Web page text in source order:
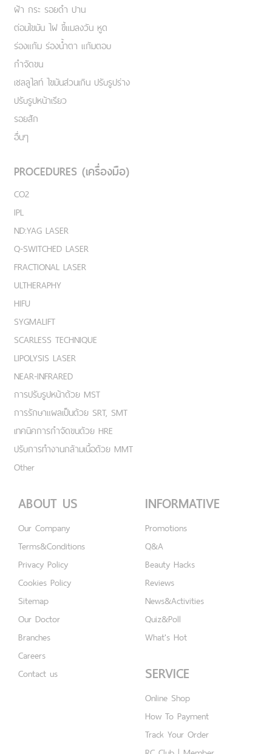
ฝ้า กระ รอยดำ ปาน
ต่อมไขมัน ไฝ ขี้แมลงวัน หูด
ร่องแก้ม ร่องน้ำตา แก้มตอบ
กำจัดขน
เชลลูไลท์ ไขมันส่วนเกิน ปรับรูปร่าง
ปรับรูปหน้าเรียว
รอยสัก
อื่นๆ
PROCEDURES (เครื่องมือ)
CO2
IPL
ND:YAG LASER
Q-SWITCHED LASER
FRACTIONAL LASER
ULTHERAPHY
HIFU
SYGMALIFT
SCARLESS TECHNIQUE
LIPOLYSIS LASER
NEAR-INFRARED
การปรับรูปหน้าด้วย MST
การรักษาแผลเป็นด้วย SRT, SMT
เทคนิคการกำจัดขนด้วย HRE
ปรับการทำงานกล้ามเนื้อด้วย MMT
Other
ABOUT US
Our Company
Terms&Conditions
Privacy Policy
Cookies Policy
Sitemap
Our Doctor
Branches
Careers
Contact us
INFORMATIVE
Promotions
Q&A
Beauty Hacks
Reviews
News&Activities
Quiz&Poll
What's Hot
SERVICE
Online Shop
How To Payment
Track Your Order